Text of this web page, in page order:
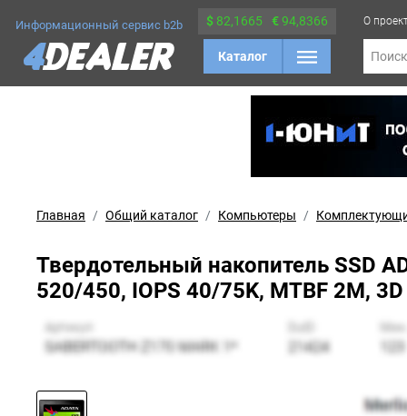
Информационный сервис b2b $ 82,1665 €94,8366
Каталог
О
Поиск
Главная Общий каталог Компьютеры
Твердотельный накопитель SSD
520/450, IOPS 40/75K, MTBF 2M,